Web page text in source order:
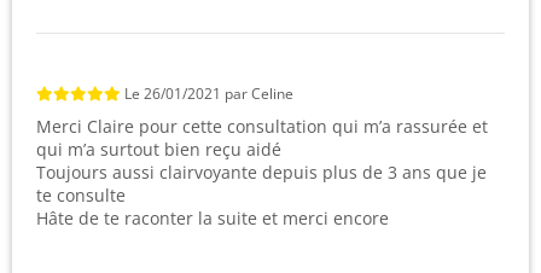
Le 26/01/2021 parCeline
Merci Claire pour cette consultation qui m’a rassurée et
qui m’a surtout bien reçu aidé
Toujours aussi clairvoyante depuis plus de 3 ans que je
te consulte
Hâte de te raconter la suite et merci encore